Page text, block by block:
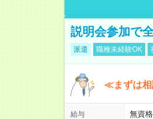
説明会参加で
派遣 職種未経験OK
≪まずは相
給与 無資